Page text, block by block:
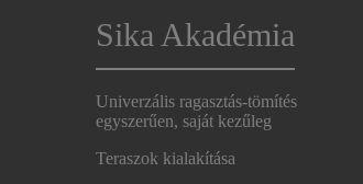
Sika Akadémia
Univerzális ragasztás-tömítés
egyszerűen, saját kezűleg
Teraszok kialakítása